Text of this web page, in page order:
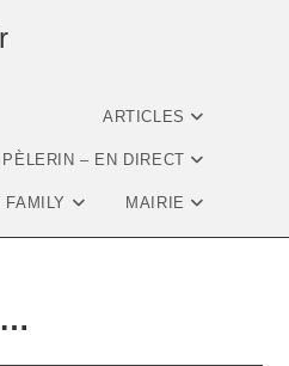
ARTICLES
PÈLERIN – EN DIRECT
FAMILY MAIRIE
…